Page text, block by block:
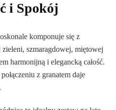
i Spokój
komponuje się z
szmaragdowej, miętowej
harmonijną i elegancką całość.
z granatem daje